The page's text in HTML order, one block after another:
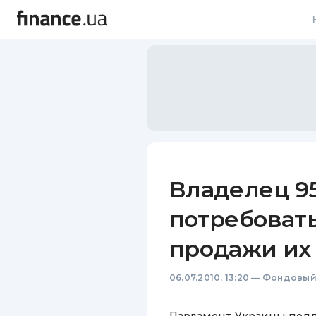
Владелец
продажи
06.07.2010, 13:20 —